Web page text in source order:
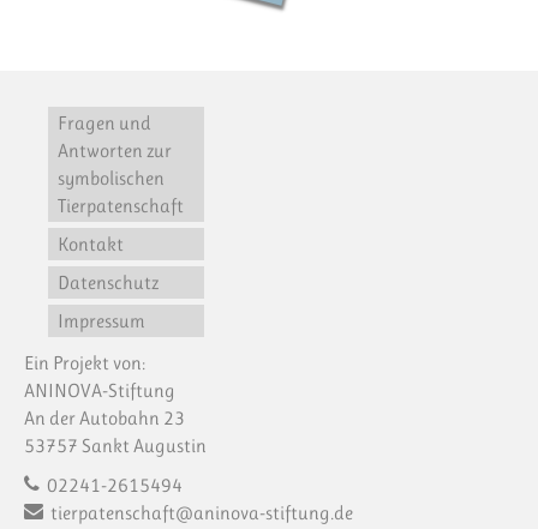
Fragen und
Antworten zur
symbolischen
Tierpatenschaft
Kontakt
Datenschutz
Impressum
Ein Projekt von:
ANINOVA-Stiftung
An der Autobahn 23
53757 Sankt Augustin
02241-2615494
tierpatenschaft@aninova-stiftung.de